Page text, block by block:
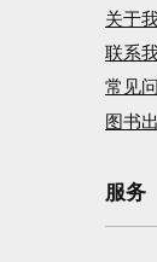
关于
联系
常见
图书
服务